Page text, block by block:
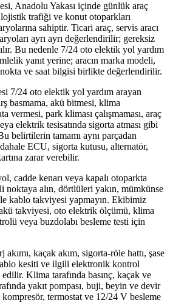
Anadolu Yakası içinde günlük araç
lojistik trafiği ve konut otoparkları
sahiptir. Ticari araç, servis aracı
ayrı ayrı değerlendirilir; gereksiz
Bu nedenle 7/24 oto elektik yol yardım
yanıt yerine; aracın marka modeli,
ve saat bilgisi birlikte değerlendirilir.
7/24 oto elektik yol yardım arayan
basmama, akü bitmesi, klima
vermesi, park kliması çalışmaması, araç
elektrik tesisatında sigorta atması gibi
belirtilerin tamamı aynı parçadan
ECU, sigorta kutusu, alternatör,
zarar verebilir.
cadde kenarı veya kapalı otoparkta
noktaya alın, dörtlüleri yakın, mümkünse
kablo takviyesi yapmayın. Ekibimiz
takviyesi, oto elektrik ölçümü, klima
veya buzdolabı besleme testi için
kaçak akım, sigorta-röle hattı, şase
kesiti ve ilgili elektronik kontrol
Klima tarafında basınç, kaçak ve
yakıt pompası, buji, beyin ve devir
kompresör, termostat ve 12/24 V besleme